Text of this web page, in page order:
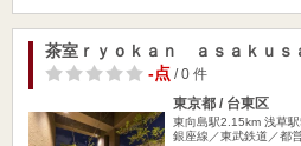
茶室ｒｙｏｋａｎ ａｓａｋｕｓ
-点/ 0 件
東京都 / 台東区
東向島駅2.15km 浅草
銀座線／東武鉄道／都